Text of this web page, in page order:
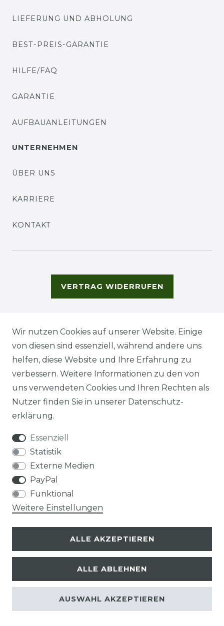
LIEFERUNG UND ABHOLUNG
BEST-PREIS-GARANTIE
HILFE/FAQ
GARANTIE
AUFBAUANLEITUNGEN
UNTERNEHMEN
ÜBER UNS
KARRIERE
KONTAKT
VERTRAG WIDERRUFEN
© Copyright 2026 | Alle Rechte vorbehalten.
Wir nutzen Cookies auf unserer Website. Einige
von diesen sind essenziell, während andere uns
helfen, diese Website und Ihre Erfahrung zu
verbessern. Weitere Informationen zu den von
uns verwendeten Cookies und Ihren Rechten als
Nutzer finden Sie in unserer Daten­schutz­
erklärung.
Essenziell
Statistik
Externe Medien
PayPal
Funktional
Weitere Einstellungen
ALLE AKZEPTIEREN
ALLE ABLEHNEN
AUSWAHL AKZEPTIEREN